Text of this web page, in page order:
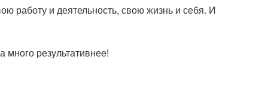
работу и деятельность, свою жизнь и себя. И
много результативнее!